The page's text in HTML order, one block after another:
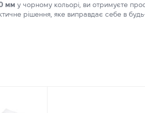
мм у чорному кольорі, ви отримуєте
рішення, яке виправдає себе в